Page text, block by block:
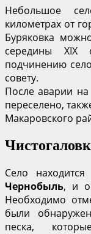
Небольшое
километрах от
Буряковка
середины XIX
подчинению
совету.
После аварии
переселено,
Макаровского
Село
Чернобыль, и
Необходимо
были
песка,